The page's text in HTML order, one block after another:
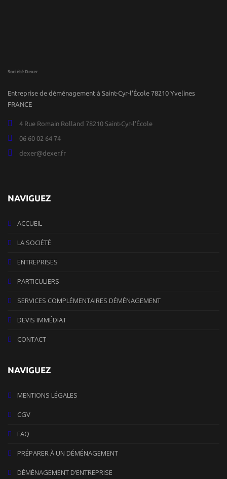
Société Dexer
Entreprise de déménagement à Saint-Cyr-l'École 78210 Yvelines
FRANCE
4 Rue Romain Rolland 78210 Saint-Cyr-l'École
06 60 02 64 74
dexer@dexer.fr
NAVIGUEZ
ACCUEIL
LA SOCIÉTÉ
ENTREPRISES
PARTICULIERS
SERVICES COMPLÉMENTAIRES DÉMÉNAGEMENT
DEVIS IMMÉDIAT
CONTACT
NAVIGUEZ
MENTIONS LÉGALES
CGV
FAQ
PRÉPARER À UN DÉMÉNAGEMENT
DÉMÉNAGEMENT D’ENTREPRISE